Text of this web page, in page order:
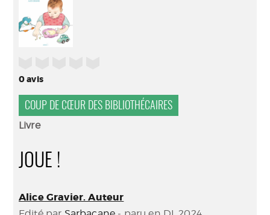
0avis
COUP DE CŒUR DES BIBLIOTHÉCAIRES
Livre
JOUE !
Alice Gravier. Auteur